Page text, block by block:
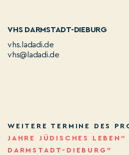
VHS DARMSTADT-DIEBURG
vhs.ladadi.de
vhs@ladadi.de
WEITERE TERMINE DES
JAHRE JÜDISCHES LEBEN“
DARMSTADT-DIEBURG”